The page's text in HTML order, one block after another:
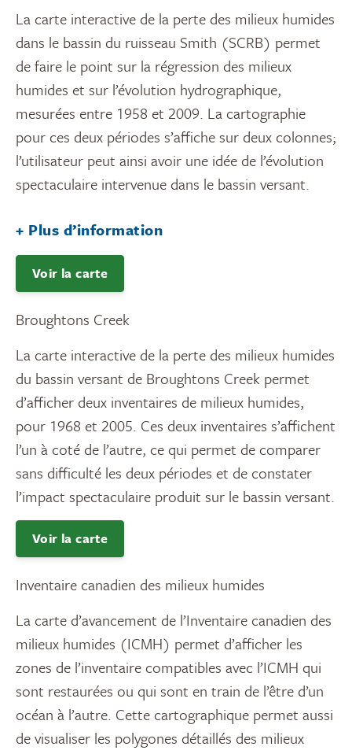
La carte interactive de la perte des milieux humides
dans le bassin du ruisseau Smith (SCRB) permet
de faire le point sur la régression des milieux
humides et sur l’évolution hydrographique,
mesurées entre 1958 et 2009. La cartographie
pour ces deux périodes s’affiche sur deux colonnes;
l’utilisateur peut ainsi avoir une idée de l’évolution
spectaculaire intervenue dans le bassin versant.
+ Plus d’information
Voir la carte
Broughtons Creek
La carte interactive de la perte des milieux humides
du bassin versant de Broughtons Creek permet
d’afficher deux inventaires de milieux humides,
pour 1968 et 2005. Ces deux inventaires s’affichent
l’un à coté de l’autre, ce qui permet de comparer
sans difficulté les deux périodes et de constater
l’impact spectaculaire produit sur le bassin versant.
Voir la carte
Inventaire canadien des milieux humides
La carte d’avancement de l’Inventaire canadien des
milieux humides (ICMH) permet d’afficher les
zones de l’inventaire compatibles avec l’ICMH qui
sont restaurées ou qui sont en train de l’être d’un
océan à l’autre. Cette cartographique permet aussi
de visualiser les polygones détaillés des milieux